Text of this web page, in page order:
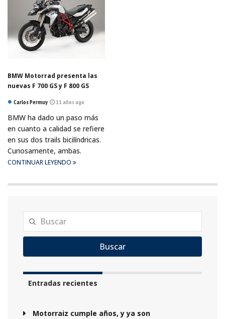
BMW Motorrad presenta las
nuevas F 700 GS y F 800 GS
Carlos Permuy 11 años ago
BMW ha dado un paso más
en cuanto a calidad se refiere
en sus dos trails bicilíndricas.
Curiosamente, ambas.
CONTINUAR LEYENDO
Buscar
Entradas recientes
Motorraiz cumple años, y ya son